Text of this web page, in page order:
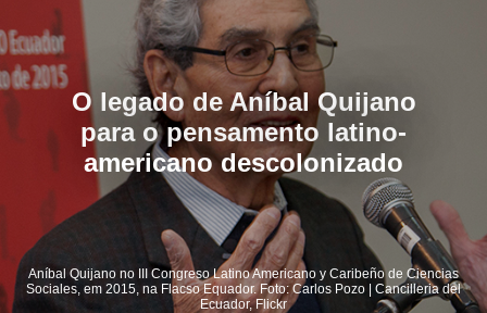
O legado de Aníbal Quijano
para o pensamento latino-
americano descolonizado
Aníbal Quijano no III Congreso Latino Americano y Caribeño de Ciencias
Sociales, em 2015, na Flacso Equador. Foto: Carlos Pozo | Cancilleria del
Ecuador, Flickr